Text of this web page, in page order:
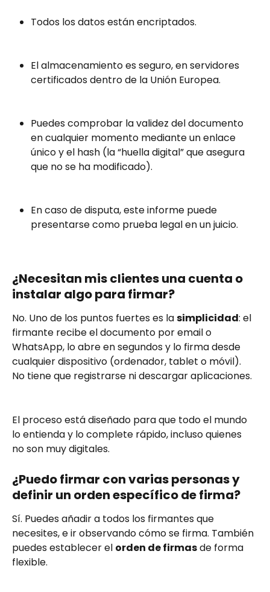
Todos los datos están encriptados.
El almacenamiento es seguro, en servidores
certificados dentro de la Unión Europea.
Puedes comprobar la validez del documento
en cualquier momento mediante un enlace
único y el hash (la “huella digital” que asegura
que no se ha modificado).
En caso de disputa, este informe puede
presentarse como prueba legal en un juicio.
¿Necesitan mis clientes una cuenta o
instalar algo para firmar?
No. Uno de los puntos fuertes es la simplicidad: el
firmante recibe el documento por email o
WhatsApp, lo abre en segundos y lo firma desde
cualquier dispositivo (ordenador, tablet o móvil).
No tiene que registrarse ni descargar aplicaciones.
El proceso está diseñado para que todo el mundo
lo entienda y lo complete rápido, incluso quienes
no son muy digitales.
¿Puedo firmar con varias personas y
definir un orden específico de firma?
Sí. Puedes añadir a todos los firmantes que
necesites, e ir observando cómo se firma. También
puedes establecer el orden de firmas de forma
flexible.